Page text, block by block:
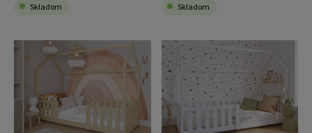
Skladom Skladom